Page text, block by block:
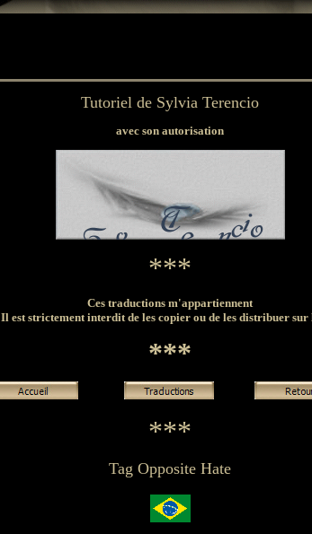
Tutoriel de Sylvia Terencio
avec son autorisation
***
Ces traductions m'appartiennent
Il est strictement interdit de les copier ou de les distribuer sur
***
***
Tag Opposite Hate